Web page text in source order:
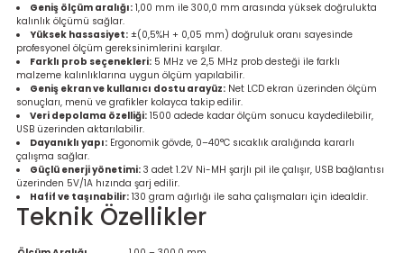
Ölçerler
Geniş ölçüm aralığı: 1,00 mm ile 300,0 mm arasında yüksek doğrulukta
kalınlık ölçümü sağlar.
Yüksek hassasiyet: ±(0,5%H + 0,05 mm) doğruluk oranı sayesinde
profesyonel ölçüm gereksinimlerini karşılar.
Farklı prob seçenekleri: 5 MHz ve 2,5 MHz prob desteği ile farklı
malzeme kalınlıklarına uygun ölçüm yapılabilir.
Geniş ekran ve kullanıcı dostu arayüz: Net LCD ekran üzerinden ölçüm
sonuçları, menü ve grafikler kolayca takip edilir.
Veri depolama özelliği: 1500 adede kadar ölçüm sonucu kaydedilebilir,
USB üzerinden aktarılabilir.
Dayanıklı yapı: Ergonomik gövde, 0–40°C sıcaklık aralığında kararlı
çalışma sağlar.
Güçlü enerji yönetimi: 3 adet 1.2V Ni-MH şarjlı pil ile çalışır, USB bağlantısı
üzerinden 5V/1A hızında şarj edilir.
Hafif ve taşınabilir: 130 gram ağırlığı ile saha çalışmaları için idealdir.
Teknik Özellikler